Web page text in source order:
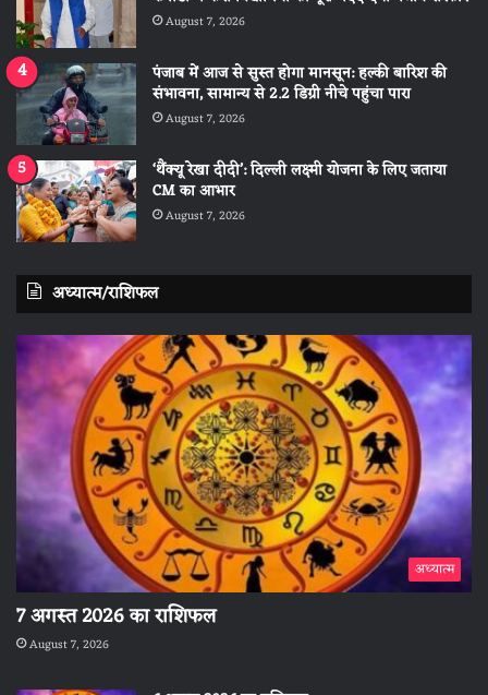
August 7, 2026
पंजाब में आज से सुस्त होगा मानसून: हल्की बारिश की
संभावना, सामान्य से 2.2 डिग्री नीचे पहुंचा पारा
August 7, 2026
‘थैंक्यू रेखा दीदी’: दिल्ली लक्ष्मी योजना के लिए जताया
CM का आभार
August 7, 2026
अध्यात्म/राशिफल
अध्यात्म
7 अगस्त 2026 का राशिफल
August 7, 2026